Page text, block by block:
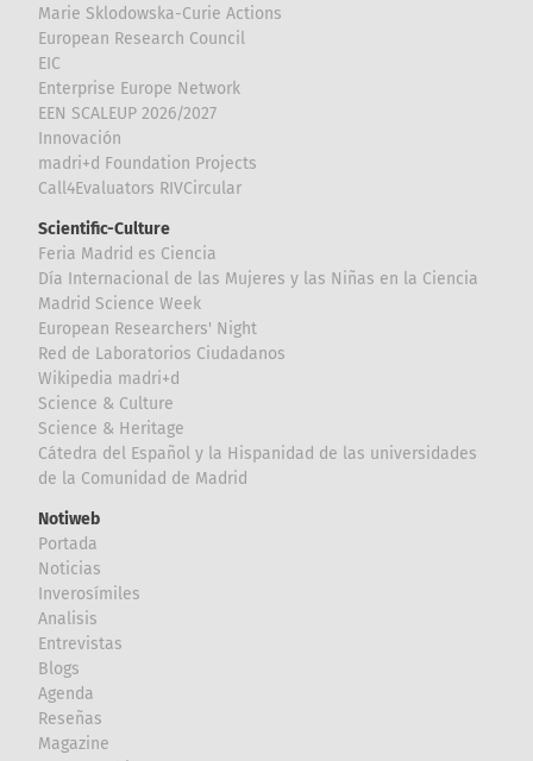
Marie Sklodowska-Curie Actions
European Research Council
EIC
Enterprise Europe Network
EEN SCALEUP 2026/2027
Innovación
madri+d Foundation Projects
Call4Evaluators RIVCircular
Scientific-Culture
Feria Madrid es Ciencia
Día Internacional de las Mujeres y las Niñas en la Ciencia
Madrid Science Week
European Researchers' Night
Red de Laboratorios Ciudadanos
Wikipedia madri+d
Science & Culture
Science & Heritage
Cátedra del Español y la Hispanidad de las universidades
de la Comunidad de Madrid
Notiweb
Portada
Noticias
Inverosímiles
Analisis
Entrevistas
Blogs
Agenda
Reseñas
Magazine